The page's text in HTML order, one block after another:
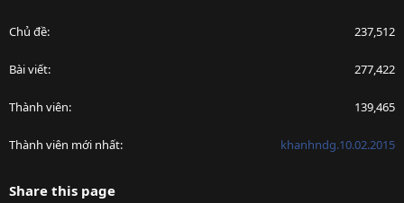
Chủ đề 237,512
Bài viết 277,422
Thành viên 139,465
Thành viên mới nhất khanhndg.10.02.2015
Share this page